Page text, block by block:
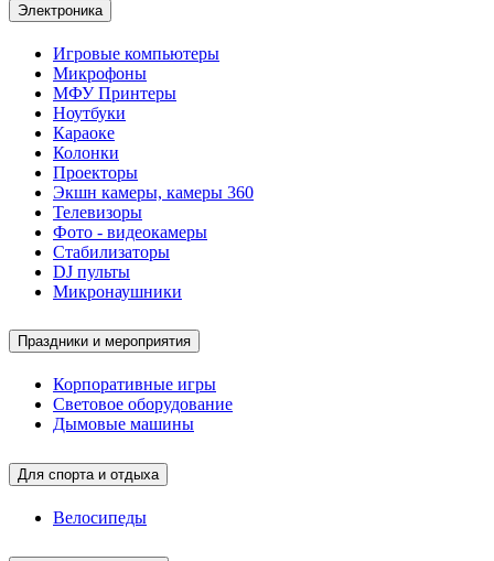
Электроника
Игровые компьютеры
Микрофоны
МФУ Принтеры
Ноутбуки
Караоке
Колонки
Проекторы
Экшн камеры, камеры 360
Телевизоры
Фото - видеокамеры
Стабилизаторы
DJ пульты
Микронаушники
Праздники и мероприятия
Корпоративные игры
Световое оборудование
Дымовые машины
Для спорта и отдыха
Велосипеды